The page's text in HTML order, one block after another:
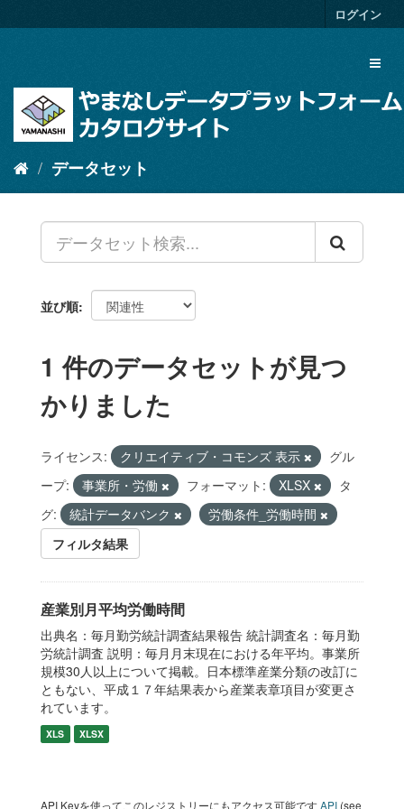
キ
ログイン
データセット
並び順
1 件のデータセットが見つ
かりました
ライセンス: クリエイティブ・コモンズ 表示
グル
ープ:
事業所・労働 フォーマット: XLSX
タ
グ:
統計データバンク
労働条件_労働時間
フィルタ結果
産業別月平均労働時間
出典名：毎月勤労統計調査結果報告 統計調査名：毎月勤
労統計調査 説明：毎月月末現在における年平均。事業所
規模30人以上について掲載。日本標準産業分類の改訂に
ともない、平成１７年結果表から産業表章項目が変更さ
れています。
XLS XLSX
API Keyを使ってこのレジストリーにもアクセス可能ですAPI (see